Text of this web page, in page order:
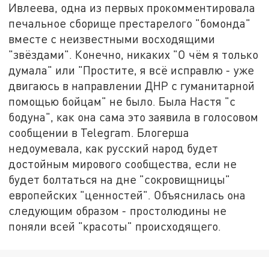
Ивлеева, одна из первых прокомментировала
печальное сборище престарелого "бомонда"
вместе с неизвестными восходящими
"звёздами". Конечно, никаких "О чём я только
думала" или "Простите, я всё исправлю - уже
двигаюсь в направлении ДНР с гуманитарной
помощью бойцам" не было. Была Настя "с
бодуна", как она сама это заявила в голосовом
сообщении в Telegram. Блогерша
недоумевала, как русский народ будет
достойным мирового сообщества, если не
будет болтаться на дне "сокровищницы"
европейских "ценностей". Объяснилась она
следующим образом - простолюдины не
поняли всей "красоты" происходящего.